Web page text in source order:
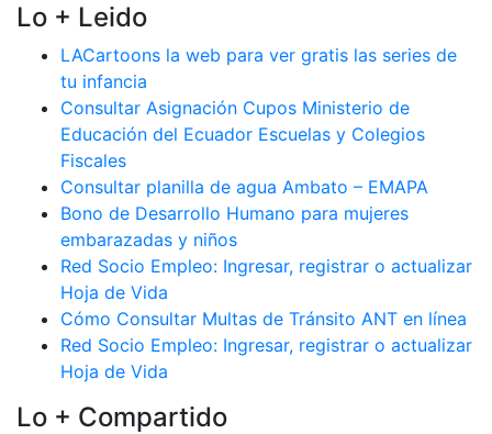
Lo + Leido
LACartoons la web para ver gratis las series de
tu infancia
Consultar Asignación Cupos Ministerio de
Educación del Ecuador Escuelas y Colegios
Fiscales
Consultar planilla de agua Ambato – EMAPA
Bono de Desarrollo Humano para mujeres
embarazadas y niños
Red Socio Empleo: Ingresar, registrar o actualizar
Hoja de Vida
Cómo Consultar Multas de Tránsito ANT en línea
Red Socio Empleo: Ingresar, registrar o actualizar
Hoja de Vida
Lo + Compartido